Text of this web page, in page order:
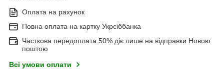
Оплата на рахунок
Повна оплата на картку Укрсіббанка
Часткова передоплата 50% діє лише на відправки Новою
поштою
Всі умови оплати